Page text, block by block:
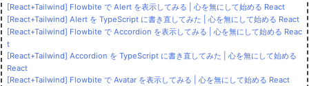
[React+Tailwind] Flowbite で Alert を表示してみる | 心を無にして始める React
[React+Tailwind] Alert を TypeScript に書き直してみた | 心を無にして始める React
[React+Tailwind] Flowbite で Accordion を表示してみる | 心を無にして始める Reac
t
[React+Tailwind] Accordion を TypeScript に書き直してみた | 心を無にして始める
React
[React+Tailwind] Flowbite で Avatar を表示してみる | 心を無にして始める React